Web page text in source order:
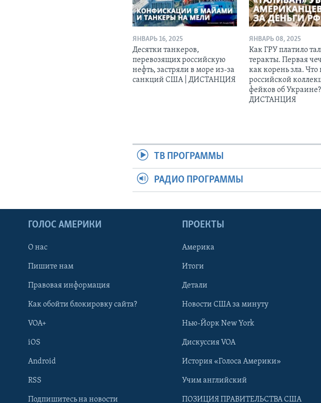
Learning English
ЯНВАРЬ 16, 2025
Десятки танкеров,
перевозящих российскую
нефть, застряли в море из-за
санкций США | ДИСТАНЦИЯ
ЯНВАРЬ 08, 2025
Как ГРУ платило
теракты. Первая
как корень зла. Что
российской
фейков об Украине?
ДИСТАНЦИЯ
ТВ ПРОГРАММЫ
РАДИО ПРОГРАММЫ
ГОЛОС АМЕРИКИ
О нас
Пишите нам
Правовая информация
Как обойти блокировку сайта?
VOA+
iOS
Android
RSS
Подпишитесь на новости
ПРОЕКТЫ
Америка
Итоги
Детали
Новости США за минуту
Нью-Йорк New York
Дискуссия VOA
История «Голоса Америки»
Учим английский
ПОЗИЦИЯ ПРАВИТЕЛЬСТВА США